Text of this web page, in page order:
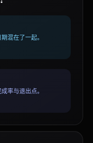
混在了一起。
率与退出点。